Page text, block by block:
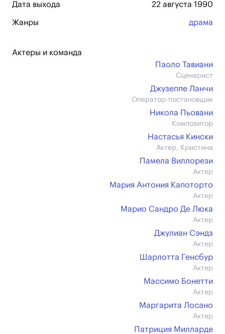
Дата выхода 22 августа 1990
Жанры драма
Актеры и команда
Паоло Тавиани
Сценарист
Джузеппе Ланчи
Оператор-постановщик
Никола Пьовани
Композитор
Настасья Кински
Актер, Кристина
Памела Виллорези
Актер
Мария Антония Капоторто
Актер
Марио Сандро Де Люка
Актер
Джулиан Сэндз
Актер
Шарлотта Генсбур
Актер
Массимо Бонетти
Актер
Маргарита Лосано
Актер
Патриция Милларде